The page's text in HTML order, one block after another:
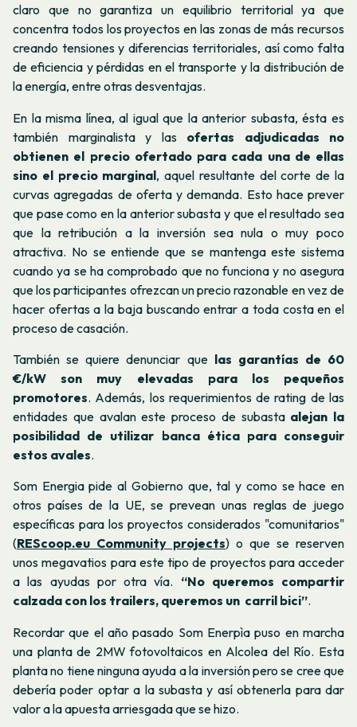
claro que no garantiza un equilibrio territorial ya que
concentra todos los proyectos en las zonas de más recursos
creando tensiones y diferencias territoriales, así como falta
de eficiencia y pérdidas en el transporte y la distribución de
la energía, entre otras desventajas.
En la misma línea, al igual que la anterior subasta, ésta es
también marginalista y las ofertas adjudicadas no
obtienen el precio ofertado para cada una de ellas
sino el precio marginal, aquel resultante del corte de la
curvas agregadas de oferta y demanda. Esto hace prever
que pase como en la anterior subasta y que el resultado sea
que la retribución a la inversión sea nula o muy poco
atractiva. No se entiende que se mantenga este sistema
cuando ya se ha comprobado que no funciona y no asegura
que los participantes ofrezcan un precio razonable en vez de
hacer ofertas a la baja buscando entrar a toda costa en el
proceso de casación.
También se quiere denunciar que las garantías de 60
€/kW son muy elevadas para los pequeños
promotores. Además, los requerimientos derating de las
entidades que avalan este proceso de subastaalejan la
posibilidad de utilizar banca ética para conseguir
estos avales.
Som Energia pide al Gobierno que, tal y como se hace en
otros países de la UE, se prevean unas reglas de juego
específicas para los proyectos considerados "comunitarios"
(REScoop.eu Community projects) o que se reserven
unos megavatios para este tipo de proyectos para acceder
a las ayudas por otra vía. “No queremos compartir
calzada con los trailers, queremos un carril bici”.
Recordar que el año pasado Som Enerpìa puso en marcha
una planta de 2MW fotovoltaicos en Alcolea del Río. Esta
planta no tiene ninguna ayuda a la inversión pero se cree que
debería poder optar a la subasta y así obtenerla para dar
valor a la apuesta arriesgada que se hizo.